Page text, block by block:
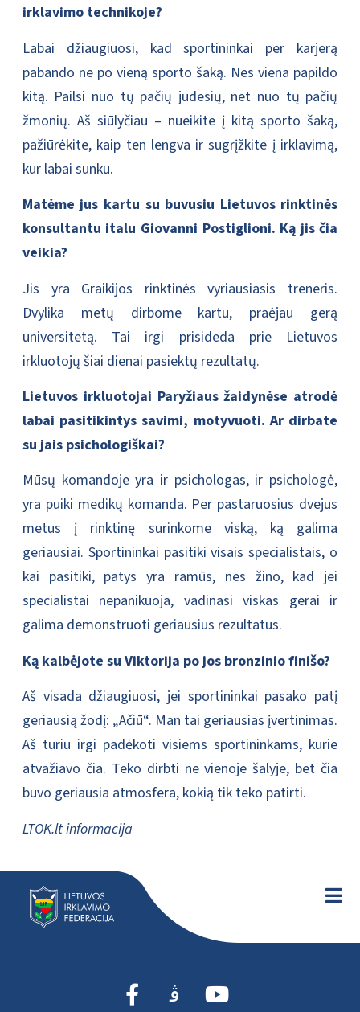
irklavimo technikoje?
Labai džiaugiuosi, kad sportininkai per karjerą
pabando ne po vieną sporto šaką. Nes viena papildo
kitą. Pailsi nuo tų pačių judesių, net nuo tų pačių
žmonių. Aš siūlyčiau – nueikite į kitą sporto šaką,
pažiūrėkite, kaip ten lengva ir sugrįžkite į irklavimą,
kur labai sunku.
Matėme jus kartu su buvusiu Lietuvos rinktinės
konsultantu italu Giovanni Postiglioni. Ką jis čia
veikia?
Jis yra Graikijos rinktinės vyriausiasis treneris.
Dvylika metų dirbome kartu, praėjau gerą
universitetą. Tai irgi prisideda prie Lietuvos
irkluotojų šiai dienai pasiektų rezultatų.
Lietuvos irkluotojai Paryžiaus žaidynėse atrodė
labai pasitikintys savimi, motyvuoti. Ar dirbate
su jais psichologiškai?
Mūsų komandoje yra ir psichologas, ir psichologė,
yra puiki medikų komanda. Per pastaruosius dvejus
metus į rinktinę surinkome viską, ką galima
geriausiai. Sportininkai pasitiki visais specialistais, o
kai pasitiki, patys yra ramūs, nes žino, kad jei
specialistai nepanikuoja, vadinasi viskas gerai ir
galima demonstruoti geriausius rezultatus.
Ką kalbėjote su Viktorija po jos bronzinio finišo?
Aš visada džiaugiuosi, jei sportininkai pasako patį
geriausią žodį: „Ačiū“. Man tai geriausias įvertinimas.
Aš turiu irgi padėkoti visiems sportininkams, kurie
atvažiavo čia. Teko dirbti ne vienoje šalyje, bet čia
buvo geriausia atmosfera, kokią tik teko patirti.
LTOK.lt informacija